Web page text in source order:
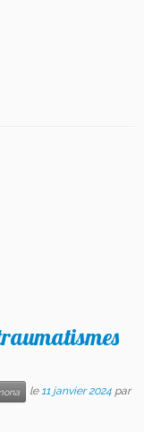
le 11 janvier 2024 par